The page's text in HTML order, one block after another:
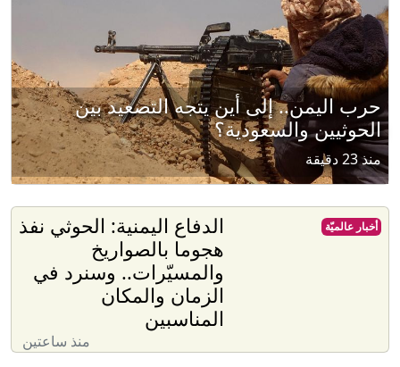
حرب اليمن.. إلى أين يتجه التصعيد بين
الحوثيين والسعودية؟
منذ 23 دقيقة
الدفاع اليمنية: الحوثي نفذ
هجوما بالصواريخ
والمسيّرات.. وسنرد في
الزمان والمكان
المناسبين
منذ ساعتين
أخبار عالميّة